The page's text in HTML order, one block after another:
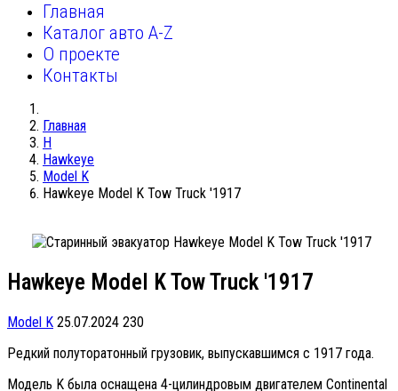
Главная
Каталог авто A-Z
О проекте
Контакты
Главная
H
Hawkeye
Model K
Hawkeye Model K Tow Truck '1917
Hawkeye Model K Tow Truck '1917
Model K 25.07.2024 230
Редкий полуторатонный грузовик, выпускавшимся с 1917 года.
Модель K была оснащена 4-цилиндровым двигателем Continental